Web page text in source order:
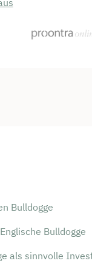
Bulldogge
Bulldogge
als sinnvolle